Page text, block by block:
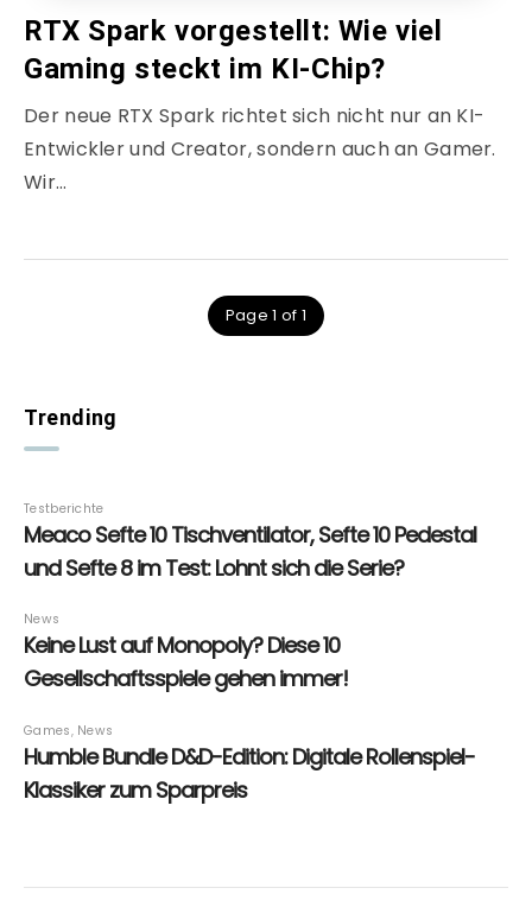
RTX Spark vorgestellt: Wie viel
Gaming steckt im KI-Chip?
Der neue RTX Spark richtet sich nicht nur an KI-
Entwickler und Creator, sondern auch an Gamer.
Wir…
Page 1 of 1
Trending